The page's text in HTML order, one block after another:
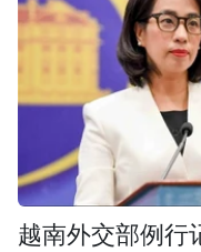
越南外交部例行